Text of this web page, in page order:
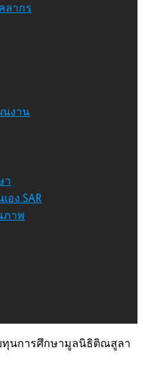
ลากร
นงาน
า
อง SAR
ภาพ
ทุนการศึกษามูลนิธิติณสูลา